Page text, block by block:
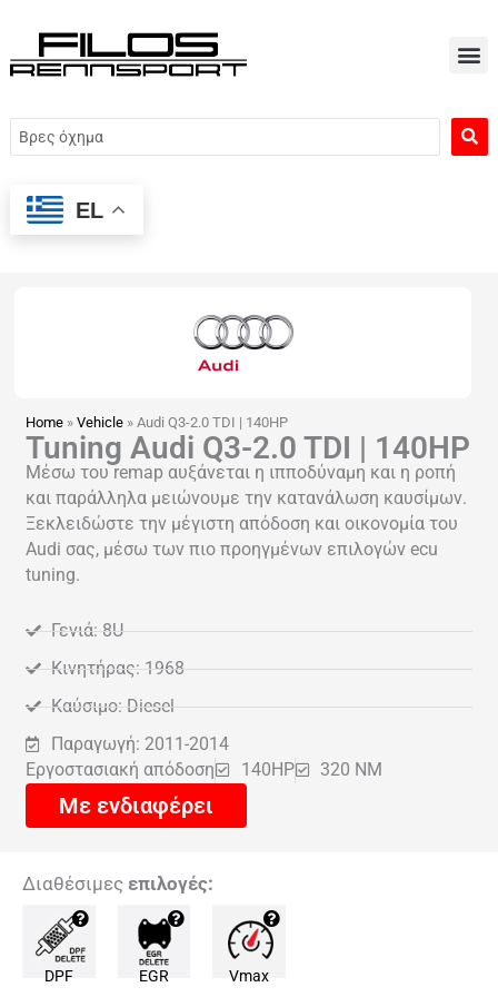
περιεχόμενο
Search
...
EL
Home »Vehicle »Audi Q3-2.0 TDI | 140HP
Tuning Audi Q3-2.0 TDI | 140HP
Μέσω του remap αυξάνεται η ιπποδύναμη και η ροπή
και παράλληλα μειώνουμε την κατανάλωση καυσίμων.
Ξεκλειδώστε την μέγιστη απόδοση και οικονομία του
Audi σας, μέσω των πιο προηγμένων επιλογών ecu
tuning.
Γενιά: 8U
Κινητήρας: 1968
Καύσιμο: Diesel
Παραγωγή: 2011-2014
Εργοστασιακή απόδοση
140HP 320 NM
Με ενδιαφέρει
Διαθέσιμες επιλογές:
DPF EGR Vmax